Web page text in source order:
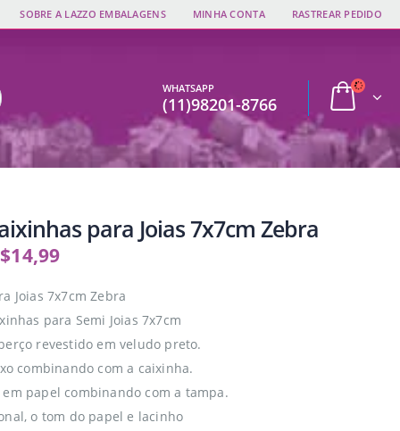
SOBRE A LAZZO EMBALAGENS MINHA CONTA RASTREAR PEDIDO
WHATSAPP
(11)98201-8766
para Joias 7x7cm Zebra
14,99
Joias 7x7cm Zebra
para Semi Joias 7x7cm
revestido em veludo preto.
combinando com a caixinha.
em papel combinando com a tampa.
o tom do papel e lacinho